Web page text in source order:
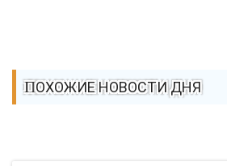
ПОХОЖИЕ НОВОСТИ ДНЯ